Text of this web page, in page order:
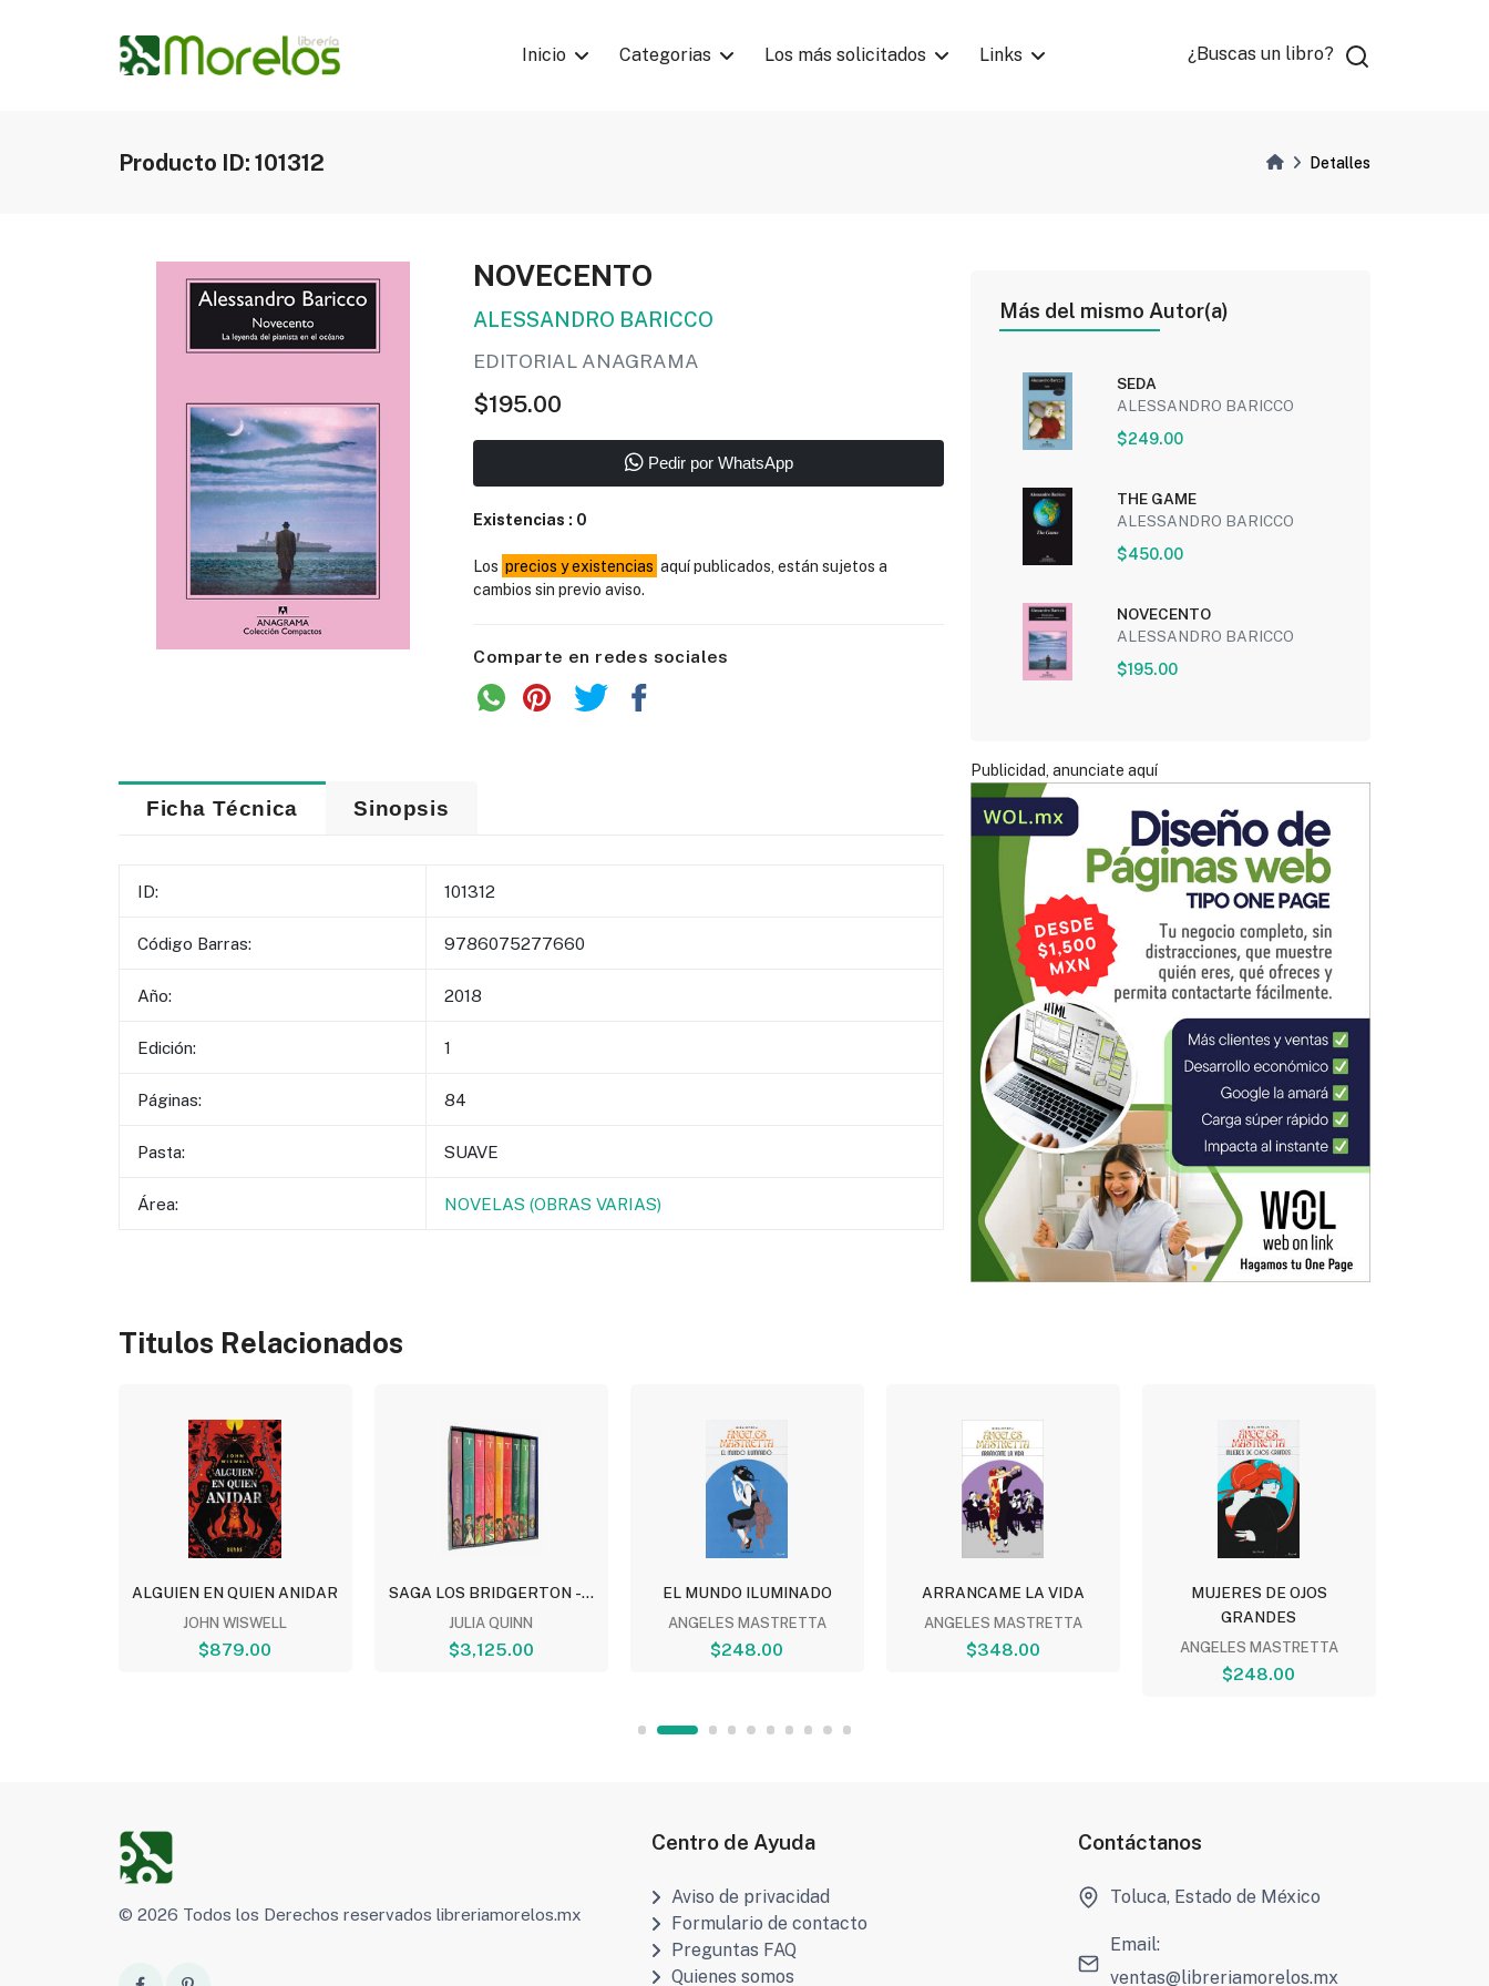
Inicio Categorias Los más solicitados Links ¿Buscas un libro?
Producto ID: 101312 Detalles
NOVECENTO
ALESSANDRO BARICCO
EDITORIAL ANAGRAMA
$195.00
Pedir por WhatsApp
Existencias : 0
Los precios y existencias aquí publicados, están sujetos a
cambios sin previo aviso.
Comparte en redes sociales
Ficha Técnica Sinopsis
ID: 101312
Código Barras: 9786075277660
Año: 2018
Edición: 1
Páginas: 84
Pasta: SUAVE
Área: NOVELAS (OBRAS VARIAS)
Más del mismo Autor(a)
SEDA
ALESSANDRO BARICCO
$249.00
THE GAME
ALESSANDRO BARICCO
$450.00
NOVECENTO
ALESSANDRO BARICCO
$195.00
Publicidad, anunciate aquí
Titulos Relacionados
ALGUIEN EN QUIEN ANIDAR
JOHN WISWELL
$879.00
SAGA LOS BRIDGERTON -...
JULIA QUINN
$3,125.00
EL MUNDO ILUMINADO
ANGELES MASTRETTA
$248.00
ARRANCAME LA VIDA
ANGELES MASTRETTA
$348.00
MUJERES DE OJOS
GRANDES
ANGELES MASTRETTA
$248.00
© 2026 Todos los Derechos reservados libreriamorelos.mx
Centro de Ayuda
Aviso de privacidad
Formulario de contacto
Preguntas FAQ
Quienes somos
Contáctanos
Toluca, Estado de México
Email:
ventas@libreriamorelos.mx